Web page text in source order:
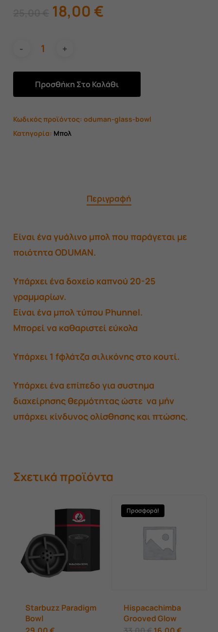
25,00 € Original
price
25,00 €.
18,00 €Η
18,00 €.
Προσθήκη Στο Καλάθι
Κωδικός προϊόντος: oduman-glass-bowl
Κατηγορία: Μπολ
Περιγραφή
Είναι ένα γυάλινο μπολ που παράγεται με
ποιότητα ODUMAN.
Υπάρχει ένα δοχείο καπνού 20-25
γραμμαρίων.
Είναι ένα μπολ τύπου Phunnel.
Μπορεί να καθαριστεί εύκολα
Υπάρχει 1 fφλάτζα σιλικόνης στο κουτί.
Υπάρχει ένα επίπεδο για συστημα
διαχείρησης θερμότητας ώστε να μήν
υπάρχει κίνδυνος ολίσθησης και πτώσης.
Σχετικά προϊόντα
Starbuzz Paradigm
Bowl
Προσφορά!
Hispacachimba
Grooved Glow